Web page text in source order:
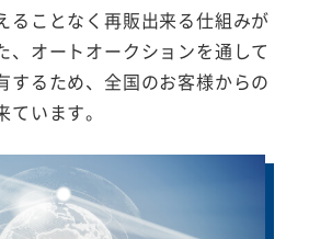
ることなく再販出来る仕組みが
、オートオークションを通して
するため、全国のお客様からの
います。